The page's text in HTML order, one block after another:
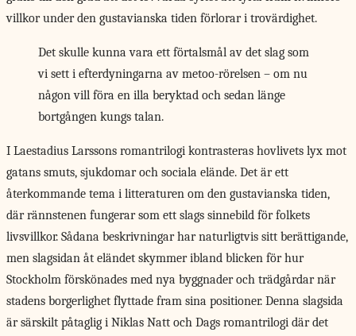
villkor under den gustavianska tiden förlorar i trovärdighet.
Det skulle kunna vara ett förtalsmål av det slag som
vi sett i efterdyningarna av metoo-rörelsen – om nu
någon vill föra en illa beryktad och sedan länge
bortgången kungs talan.
I Laestadius Larssons romantrilogi kontrasteras hovlivets lyx mot
gatans smuts, sjukdomar och sociala elände. Det är ett
återkommande tema i litteraturen om den gustavianska tiden,
där rännstenen fungerar som ett slags sinnebild för folkets
livsvillkor. Sådana beskrivningar har naturligtvis sitt berättigande,
men slagsidan åt eländet skymmer ibland blicken för hur
Stockholm förskönades med nya byggnader och trädgårdar när
stadens borgerlighet flyttade fram sina positioner. Denna slagsida
är särskilt påtaglig i Niklas Natt och Dags romantrilogi där det